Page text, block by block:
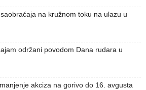
na kružnom toku na ulazu u
održani povodom Dana rudara u
akciza na gorivo do 16. avgusta